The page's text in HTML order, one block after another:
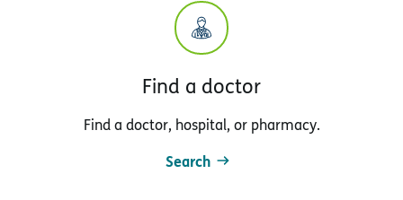
Find a doctor
Find a doctor, hospital, or pharmacy.
Search